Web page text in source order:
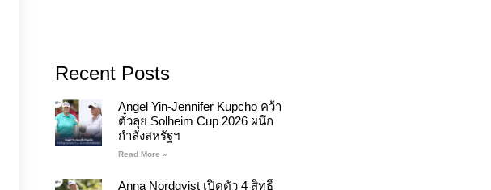
Recent Posts
Angel Yin-Jennifer Kupcho คว้า
ตั๋วลุย Solheim Cup 2026 ผนึก
กำลังสหรัฐฯ
Read More »
Anna Nordqvist เปิดตัว 4 สิทธิ์